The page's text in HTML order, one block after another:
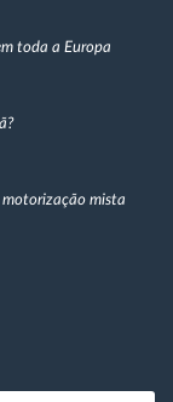
toda a Europa
mista